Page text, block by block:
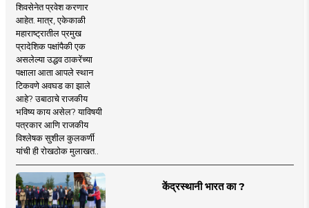
शिवसेनेत प्रवेश करणार
आहेत. मात्र, एकेकाळी
महाराष्ट्रातील प्रमुख
प्रादेशिक पक्षांपैकी एक
असलेल्या उद्धव ठाकरेंच्या
पक्षाला आता आपले स्थान
टिकवणे अवघड का झाले
आहे? उबाठाचे राजकीय
भविष्य काय असेल? याविषयी
पत्रकार आणि राजकीय
विश्लेषक सुशील कुलकर्णी
यांची ही रोखठोक मुलाखत..
केंद्रस्थानी भारत का ?